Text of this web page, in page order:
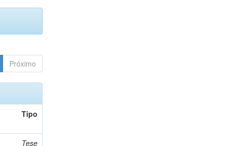
Próximo
Tipo
Tese